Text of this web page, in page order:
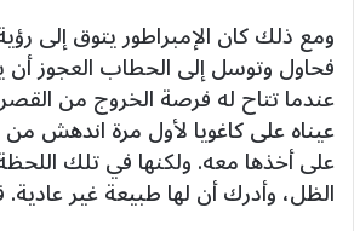
ومع ذلك كان الإمبراطور يتوق إلى
فحاول وتوسل إلى الحطاب العجوز أن
عندما تتاح له فرصة الخروج من
عيناه على كاغويا لأول مرة اندهش
على أخذها معه. ولكنها في تلك
الظل، وأدرك أن لها طبيعة غير